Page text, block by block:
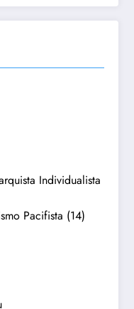
Individualista
Pacifista (14)